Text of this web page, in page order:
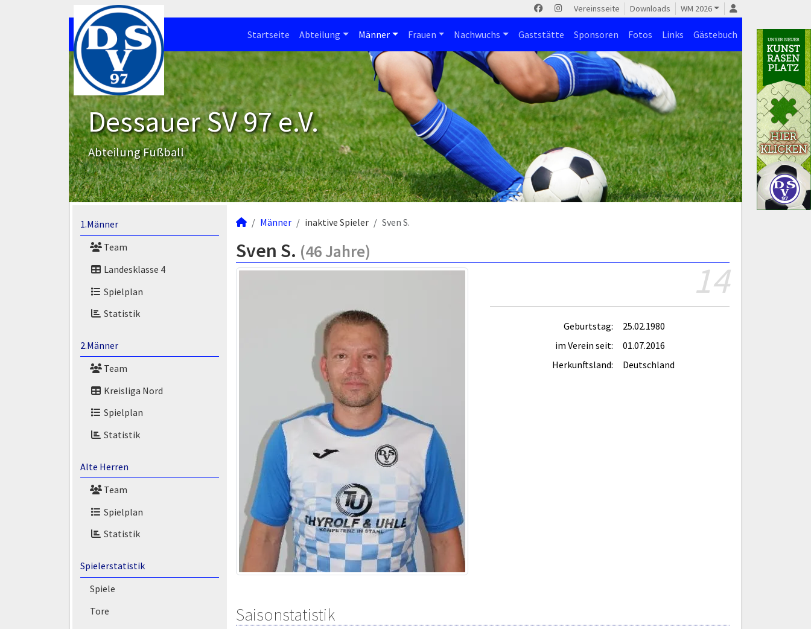
Vereinsseite Downloads WM 2026
Startseite Abteilung Männer Frauen Nachwuchs Gaststätte Sponsoren Fotos Links Gästebuch
Dessauer SV 97 e.V.
Abteilung Fußball
1.Männer
Team
Landesklasse 4
Spielplan
Statistik
2.Männer
Team
Kreisliga Nord
Spielplan
Statistik
Alte Herren
Team
Spielplan
Statistik
Spielerstatistik
Spiele
Tore
Männer inaktive Spieler Sven S.
Sven S. (46 Jahre)
14
Geburtstag:
25.02.1980
im Verein seit:
01.07.2016
Herkunftsland:
Deutschland
Saisonstatistik